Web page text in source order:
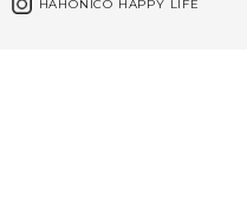
HAHONICO HAPPY LIFE